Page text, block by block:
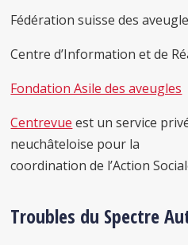
Fédération suisse des
Centre d’Information et de
Fondation Asile des aveugles
Centrevue est un service
neuchâteloise pour la
coordination de l’Action
Troubles du Spectre